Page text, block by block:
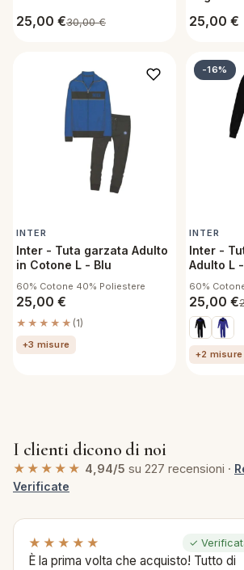
25,00 €30,00€ 25,00 €
INTER
Inter - Tuta garzata Adulto
in Cotone L - Blu
60% Cotone 40% Poliestere
25,00 €
★★★★★ (1)
+3 misure
-16%
INTER
Inter -
Adulto L
60%
25,00 €
+2 misure
I clienti dicono di noi
★★★★★ 4,94/5 su 227 recensioni ·
Verificate
★★★★★ ✓
È la prima volta che acquisto! Tutto di